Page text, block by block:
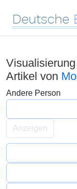
Deutsche
Artikel von
Andere Person
Anzeigen